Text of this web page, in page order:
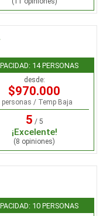
14 PERSONAS
desde:
$970.000
personas / Temp Baja
5 / 5
¡Excelente!
(8 opiniones)
10 PERSONAS